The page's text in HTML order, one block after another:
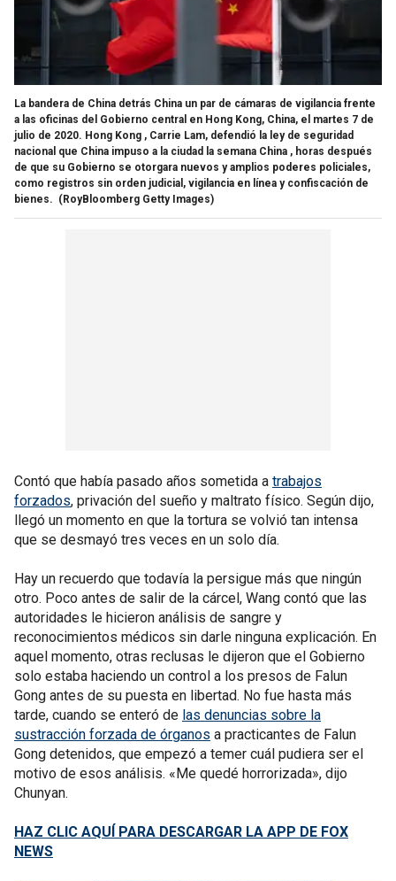
La bandera de China detrás China un par de cámaras de vigilancia frente
a las oficinas del Gobierno central en Hong Kong, China, el martes 7 de
julio de 2020. Hong Kong , Carrie Lam, defendió la ley de seguridad
nacional que China impuso a la ciudad la semana China , horas después
de que su Gobierno se otorgara nuevos y amplios poderes policiales,
como registros sin orden judicial, vigilancia en línea y confiscación de
bienes. (RoyBloomberg Getty Images)
Contó que había pasado años sometida a trabajos
forzados, privación del sueño y maltrato físico. Según dijo,
llegó un momento en que la tortura se volvió tan intensa
que se desmayó tres veces en un solo día.
Hay un recuerdo que todavía la persigue más que ningún
otro. Poco antes de salir de la cárcel, Wang contó que las
autoridades le hicieron análisis de sangre y
reconocimientos médicos sin darle ninguna explicación. En
aquel momento, otras reclusas le dijeron que el Gobierno
solo estaba haciendo un control a los presos de Falun
Gong antes de su puesta en libertad. No fue hasta más
tarde, cuando se enteró de las denuncias sobre la
sustracción forzada de órganos a practicantes de Falun
Gong detenidos, que empezó a temer cuál pudiera ser el
motivo de esos análisis. «Me quedé horrorizada», dijo
Chunyan.
HAZ CLIC AQUÍ PARA DESCARGAR LA APP DE FOX
NEWS